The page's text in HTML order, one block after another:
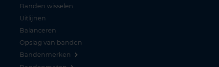
Banden wisselen
Uitlijnen
Balanceren
Opslag van banden
Bandenmerken